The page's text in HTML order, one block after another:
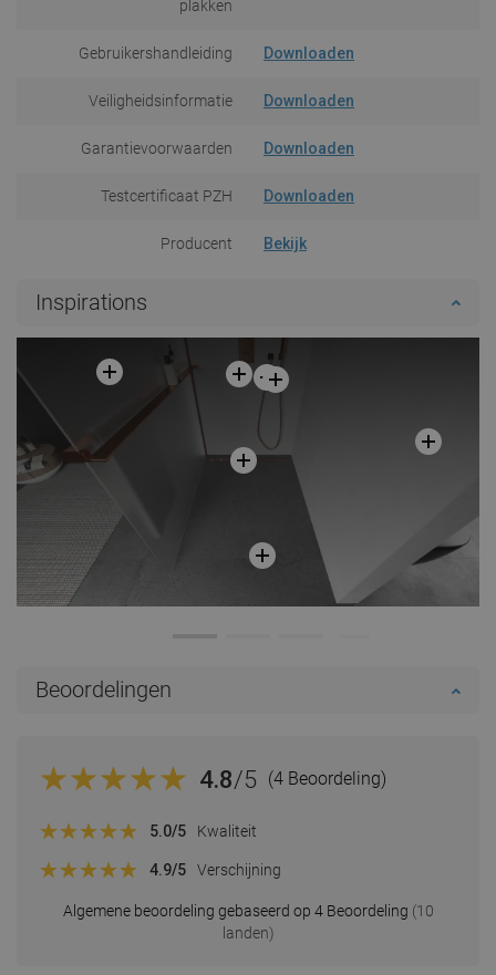
plakken
Gebruikershandleiding Downloaden
Veiligheidsinformatie Downloaden
Garantievoorwaarden Downloaden
Testcertificaat PZH Downloaden
Producent Bekijk
Inspirations
Beoordelingen
4.8/5 (4 Beoordeling)
Algemene beoordeling gebaseerd op 4 Beoordeling (10
landen)
5.0/5 Kwaliteit
4.9/5 Verschijning